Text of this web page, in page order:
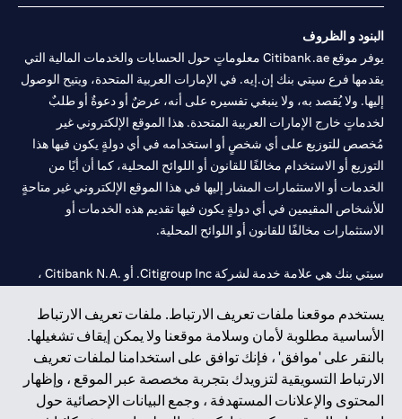
يستخدم موقعنا ملفات تعريف الارتباط. ملفات تعريف الارتباط
الأساسية مطلوبة لأمان وسلامة موقعنا ولا يمكن إيقاف تشغيلها.
بالنقر على 'موافق' ، فإنك توافق على استخدامنا لملفات تعريف
الارتباط التسويقية لتزويدك بتجربة مخصصة عبر الموقع ، وإظهار
المحتوى والإعلانات المستهدفة ، وجمع البيانات الإحصائية حول
البنود و الظروف
يوفر موقع Citibank.ae معلوماتٍ حول الحسابات والخدمات المالية التي
يقدمها فرع سيتي بنك إن.إيه. في الإمارات العربية المتحدة، ويتيح الوصول
إليها. ولا يُقصد به، ولا ينبغي تفسيره على أنه، عرضٌ أو دعوةٌ أو طلبٌ
لخدماتٍ خارج الإمارات العربية المتحدة. هذا الموقع الإلكتروني غير
مُخصص للتوزيع على أي شخصٍ أو استخدامه في أي دولةٍ يكون فيها هذا
التوزيع أو الاستخدام مخالفًا للقانون أو اللوائح المحلية، كما أن أيًا من
الخدمات أو الاستثمارات المشار إليها في هذا الموقع الإلكتروني غير متاحةٍ
للأشخاص المقيمين في أي دولةٍ يكون فيها تقديم هذه الخدمات أو
الاستثمارات مخالفًا للقانون أو اللوائح المحلية.
سيتي بنك هي علامة خدمة لشركة Citigroup Inc. أو .Citibank N.A ،
سيتي بنك إن. إيه. الإمارات مسجل لدى مصرف الإمارات المركزي تحت
أرقام التراخيص 202563 لفرع الوصل في دبي، 531989 لفرع مول
الإمارات في دبي، وCN-1002019لفرع أبوظبي. هاتف: 4000 311 04.
فرع سيتي بنك إن إيه - الإمارات العربية المتحدة مرخص من مصرف